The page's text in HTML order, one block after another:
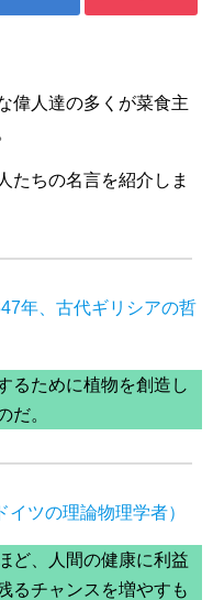
偉人達の多くが菜食主
たちの名言を紹介しま
年、古代ギリシアの哲
るために植物を創造し
だ。
ツの理論物理学者）
ど、人間の健康に利益
るチャンスを増やすも